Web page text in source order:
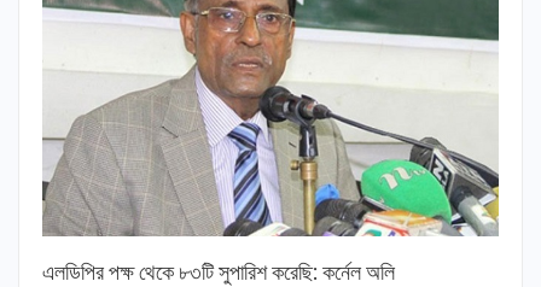
এলডিপির পক্ষ থেকে ৮৩টি সুপারিশ করেছি: কর্নেল অলি